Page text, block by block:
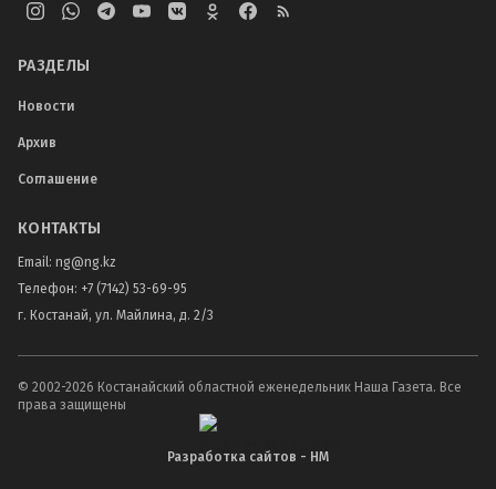
РАЗДЕЛЫ
Новости
Архив
Соглашение
КОНТАКТЫ
Email: ng@ng.kz
Телефон: +7 (7142) 53-69-95
г. Костанай, ул. Майлина, д. 2/3
© 2002-2026 Костанайский областной еженедельник Наша Газета. Все
права защищены
Разработка сайтов - НМ